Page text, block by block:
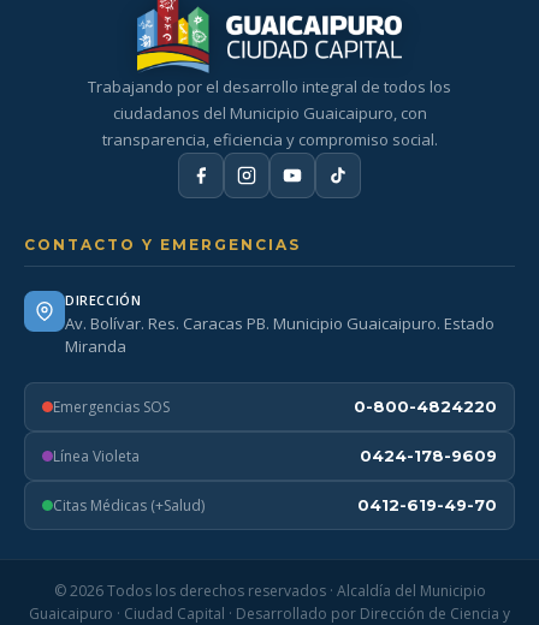
Trabajando por el desarrollo integral de todos los
ciudadanos del Municipio Guaicaipuro, con
transparencia, eficiencia y compromiso social.
CONTACTO Y EMERGENCIAS
DIRECCIÓN
Av. Bolívar. Res. Caracas PB. Municipio Guaicaipuro. Estado
Miranda
Emergencias SOS 0-800-4824220
Línea Violeta 0424-178-9609
Citas Médicas (+Salud) 0412-619-49-70
© 2026 Todos los derechos reservados · Alcaldía del Municipio
Guaicaipuro · Ciudad Capital · Desarrollado por Dirección de Ciencia y